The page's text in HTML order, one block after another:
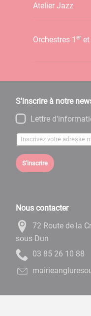
Atelier Jazz
Orchestres 1er
S'inscrire à notre
Lettre
S'inscrire
Nous contacter
72 Route de la
sous-Dun
88 01 62 58 30